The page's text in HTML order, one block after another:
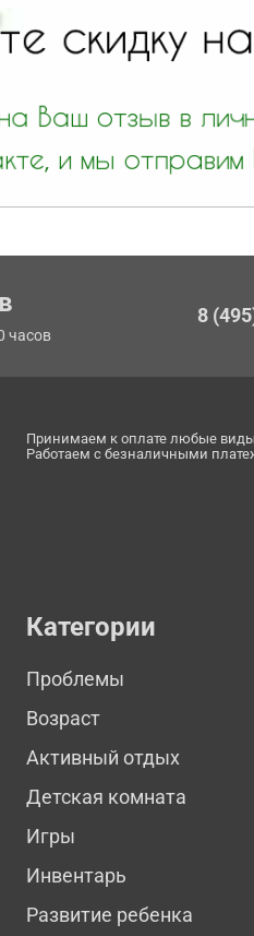
часов
8
Принимаем к оплате любые
Работаем с безналичными
Категории
Проблемы
Возраст
Активный отдых
Детская комната
Игры
Инвентарь
Развитие ребенка